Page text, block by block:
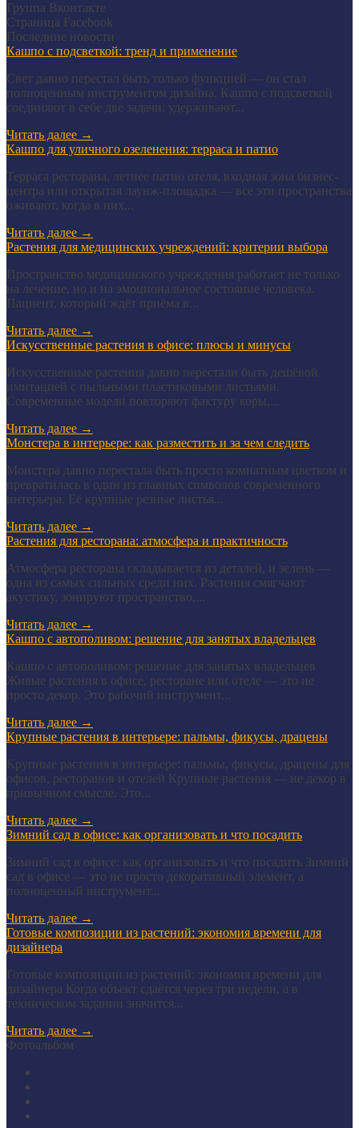
Группа Вконтакте
Страница Facebook
Последние новости
Кашпо с подсветкой: тренд и применение
Свет давно перестал быть только функцией — он стал
полноценным инструментом дизайна. Кашпо с подсветкой
соединяют в себе две задачи: удерживают...
Читать далее →
Кашпо для уличного озеленения: терраса и патио
Терраса ресторана, летнее патио отеля, входная зона бизнес-
центра или открытая лаунж-площадка — все эти пространства
оживают, когда в них...
Читать далее →
Растения для медицинских учреждений: критерии выбора
Пространство медицинского учреждения работает не только
на лечение, но и на эмоциональное состояние человека.
Пациент, который ждёт приёма в...
Читать далее →
Искусственные растения в офисе: плюсы и минусы
Искусственные растения давно перестали быть дешёвой
имитацией с пыльными пластиковыми листьями.
Современные модели повторяют фактуру коры,...
Читать далее →
Монстера в интерьере: как разместить и за чем следить
Монстера давно перестала быть просто комнатным цветком и
превратилась в один из главных символов современного
интерьера. Её крупные резные листья...
Читать далее →
Растения для ресторана: атмосфера и практичность
Атмосфера ресторана складывается из деталей, и зелень —
одна из самых сильных среди них. Растения смягчают
акустику, зонируют пространство,...
Читать далее →
Кашпо с автополивом: решение для занятых владельцев
Кашпо с автополивом: решение для занятых владельцев
Живые растения в офисе, ресторане или отеле — это не
просто декор. Это рабочий инструмент...
Читать далее →
Крупные растения в интерьере: пальмы, фикусы, драцены
Крупные растения в интерьере: пальмы, фикусы, драцены для
офисов, ресторанов и отелей Крупные растения — не декор в
привычном смысле. Это...
Читать далее →
Зимний сад в офисе: как организовать и что посадить
Зимний сад в офисе: как организовать и что посадить Зимний
сад в офисе — это не просто декоративный элемент, а
полноценный инструмент...
Читать далее →
Готовые композиции из растений: экономия времени для
дизайнера
Готовые композиции из растений: экономия времени для
дизайнера Когда объект сдаётся через три недели, а в
техническом задании значится...
Читать далее →
Фотоальбом